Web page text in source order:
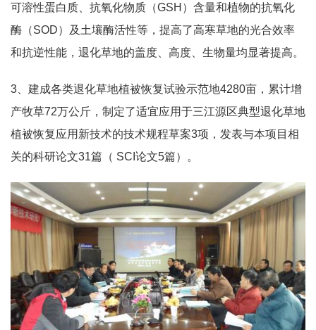
可溶性蛋白质、抗氧化物质（GSH）含量和植物的抗氧化
酶（SOD）及土壤酶活性等，提高了高寒草地的光合效率
和抗逆性能，退化草地的盖度、高度、生物量均显著提高。
3、建成各类退化草地植被恢复试验示范地4280亩，累计增
产牧草72万公斤，制定了适宜应用于三江源区典型退化草地
植被恢复应用新技术的技术规程草案3项，发表与本项目相
关的科研论文31篇（ SCI论文5篇）。